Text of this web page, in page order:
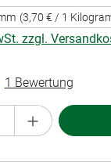
(3,70 € / 1
zzgl.
1 Bewertung
Gib